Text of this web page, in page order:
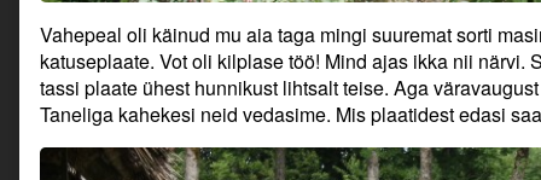
Vahepeal oli käinud mu aia taga mingi suuremat sorti
katuseplaate. Vot oli kilplase töö! Mind ajas ikka nii närvi.
tassi plaate ühest hunnikust lihtsalt teise. Aga
Taneliga kahekesi neid vedasime. Mis plaatidest edasi